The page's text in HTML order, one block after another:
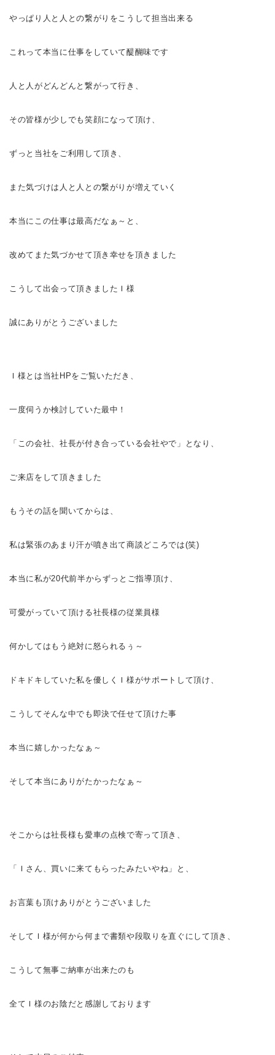
やっぱり人と人との繋がりをこうして担当出来る
これって本当に仕事をしていて醍醐味です
人と人がどんどんと繋がって行き、
その皆様が少しでも笑顔になって頂け、
ずっと当社をご利用して頂き、
また気づけは人と人との繋がりが増えていく
本当にこの仕事は最高だなぁ～ と、
改めてまた気づかせて頂き幸せを頂きました
こうして出会って頂きましたＩ様
誠にありがとうございました
Ｉ様とは当社HPをご覧いただき、
一度伺うか検討していた最中！
「この会社、社長が付き合っている会社やで 」となり、
ご来店をして頂きました
もうその話を聞いてからは、
私は緊張のあまり汗が噴き出て商談どころでは(笑)
本当に私が20代前半からずっとご指導頂け、
可愛がっていて頂ける社長様の従業員様
何かしてはもう絶対に怒られるぅ～
ドキドキしていた私を優しくＩ様がサポートして頂け、
こうしてそんな中でも即決で任せて頂けた事
本当に嬉しかったなぁ～
そして本当にありがたかったなぁ～
そこからは社長様も愛車の点検で寄って頂き、
「Ｉさん、買いに来てもらったみたいやね 」と、
お言葉も頂けありがとうございました
そしてＩ様が何から何まで書類や段取りを直ぐにして頂き、
こうして無事ご納車が出来たのも
全てＩ様のお陰だと感謝しております